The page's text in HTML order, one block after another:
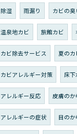
除湿 雨漏り カビの臭
温泉地カビ 旅館カビ
カビ除去サービス 夏の
カビアレルギー対策 床
アレルギー反応 皮膚のか
アレルギーの症状 目のか